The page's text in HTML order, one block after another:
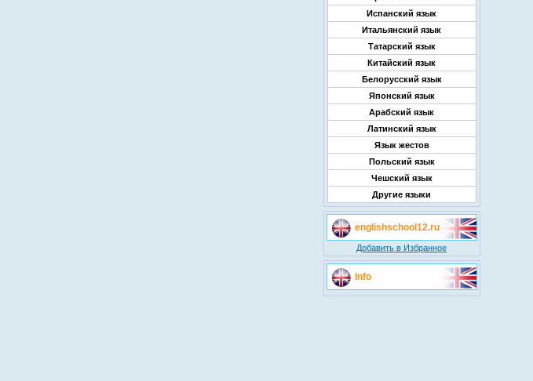
Испанский язык
Итальянский язык
Татарский язык
Китайский язык
Белорусский язык
Японский язык
Арабский язык
Латинский язык
Язык жестов
Польский язык
Чешский язык
Другие языки
englishschool12.ru
Добавить в Избранное
Info